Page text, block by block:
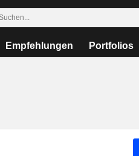
Empfehlungen Portfolios